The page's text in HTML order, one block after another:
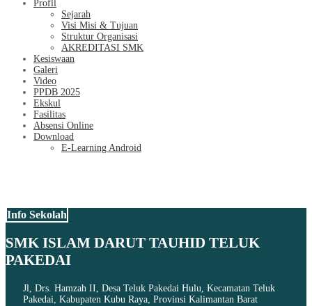
Profil
Sejarah
Visi Misi & Tujuan
Struktur Organisasi
AKREDITASI SMK
Kesiswaan
Galeri
Video
PPDB 2025
Ekskul
Fasilitas
Absensi Online
Download
E-Learning Android
Info Sekolah
SMK ISLAM DARUT TAUHID TELUK
PAKEDAI
Jl, Drs. Hamzah II, Desa Teluk Pakedai Hulu, Kecamatan Teluk
Pakedai, Kabupaten Kubu Raya, Provinsi Kalimantan Barat